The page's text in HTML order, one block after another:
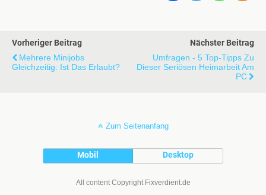
Vorheriger Beitrag
Mehrere Minijobs
Gleichzeitig: Ist Das Erlaubt?
Nächster Beitrag
Umfragen - 5 Top-Tipps Zu
Dieser Seriösen Heimarbeit Am
PC
Zum Seitenanfang
Mobil Desktop
All content Copyright Fixverdient.de